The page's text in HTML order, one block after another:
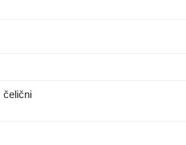
čelični